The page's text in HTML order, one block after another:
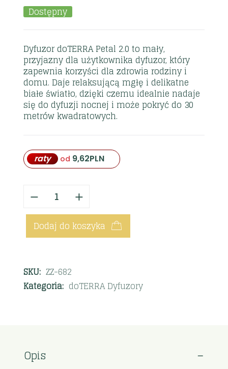
Dostępny
Dyfuzor doTERRA Petal 2.0 to mały,
przyjazny dla użytkownika dyfuzor, który
zapewnia korzyści dla zdrowia rodziny i
domu. Daje relaksującą mgłę i delikatne
białe światło, dzięki czemu idealnie nadaje
się do dyfuzji nocnej i może pokryć do 30
metrów kwadratowych.
raty od 9,62PLN
Dodaj do koszyka
SKU: ZZ-682
Kategoria: doTERRA Dyfuzory
Opis